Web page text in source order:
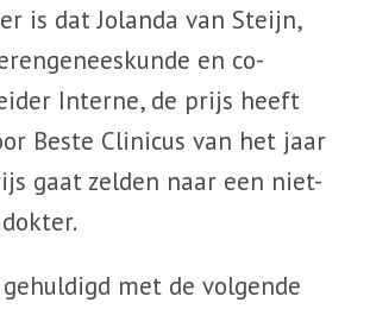
is dat Jolanda van Steijn,
en co-
Interne, de prijs heeft
Beste Clinicus van het jaar
gaat zelden naar een niet-
met de volgende